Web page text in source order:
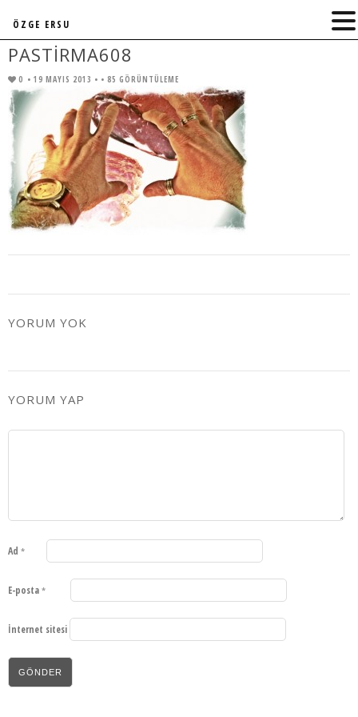
PASTIRMA608
0 • 19 MAYIS 2013 • • 85 GÖRÜNTÜLEME
YORUM YOK
YORUM YAP
Ad *
E-posta *
İnternet sitesi
ÖZGE ERSU